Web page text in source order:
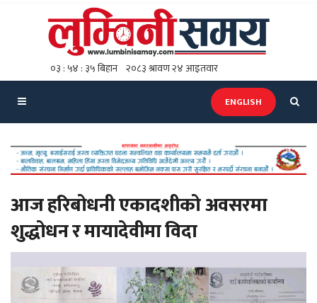
ENGLISH
आज हरिबोधनी एकादशीको अवसरमा
शुद्धोधन र मायादेवीमा विदा